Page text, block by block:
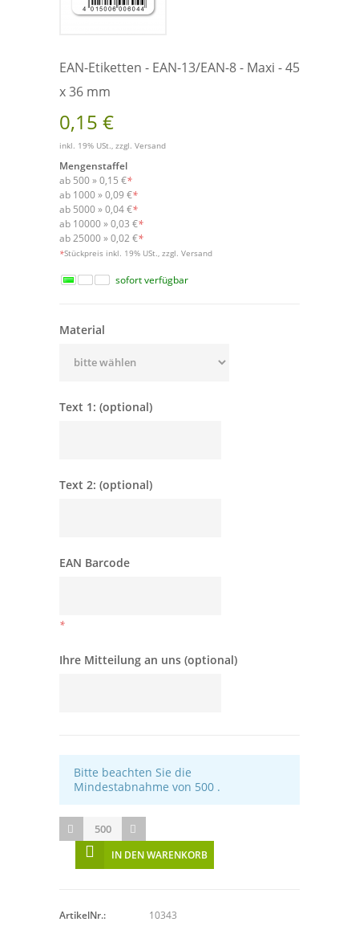
EAN-Etiketten - EAN-13/EAN-8 - Maxi - 45
x 36 mm
0,15 €
inkl. 19% USt., zzgl. Versand
Mengenstaffel
ab 500 »0,15 €*
ab 1000 »0,09 €*
ab 5000 »0,04 €*
ab 10000 »0,03 €*
ab 25000 »0,02 €*
*Stückpreis inkl. 19% USt., zzgl. Versand
sofort verfügbar
Material
Text 1: (optional)
Text 2: (optional)
EAN Barcode
*
Ihre Mitteilung an uns (optional)
Bitte beachten Sie die
Mindestabnahme von 500 .
IN DEN WARENKORB
ArtikelNr.:
10343